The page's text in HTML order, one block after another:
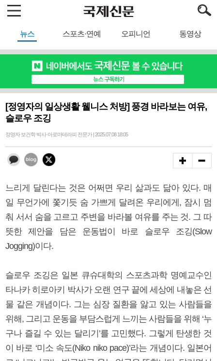
뉴스 스포츠·연예 오피니언 동영상
[정영자의 일상생활 웰니스 처방] 풍경 바라보는 여유,
슬로우 조깅
정영자 보건학 박사·아로마테라피 전문가 | 2025.07.08 18:05
느리게 달린다는 것은 어쩌면 우리 삶과도 닮아 있다. 매
일 무언가에 쫓기듯 숨 가쁘게 달려온 우리에게, 잠시 멈
춰 서서 숨을 고르고 주변을 바라볼 여유를 주는 것. 그 따
뜻한 제안을 담은 운동법이 바로 슬로우 조깅(Slow
Jogging)이다.
슬로우 조깅은 일본 큐슈대학의 스포츠과학 명예교수인
타나카 히로아키 박사가 오랜 연구 끝에 세상에 내놓은 선
물 같은 개념이다. 그는 심장 질환을 앓고 있는 사람들을
위해, 그리고 운동을 부담스럽게 느끼는 사람들을 위해 ‘누
구나 즐길 수 있는 달리기’를 고민했다. 그렇게 탄생한 것
이 바로 ‘미소 속도(Niko niko pace)’라는 개념이다. 일본어